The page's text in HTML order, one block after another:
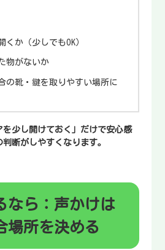
くか（少しでもOK）
物がないか
の靴・鍵を取りやすい場所に
を少し開けておく」だけで安心感
断がしやすくなります。
なら：声かけは
場所を決める